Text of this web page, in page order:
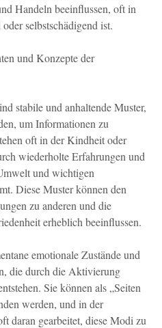
Handeln beeinflussen, oft in
selbstschädigend ist.
und Konzepte der
stabile und anhaltende Muster,
um Informationen zu
oft in der Kindheit oder
wiederholte Erfahrungen und
und wichtigen
Diese Muster können den
zu anderen und die
erheblich beeinflussen.
emotionale Zustände und
die durch die Aktivierung
Sie können als „Seiten
werden, und in der
daran gearbeitet, diese Modi zu